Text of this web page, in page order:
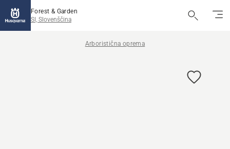
Forest & Garden
SI, Slovenščina
Arboristična oprema